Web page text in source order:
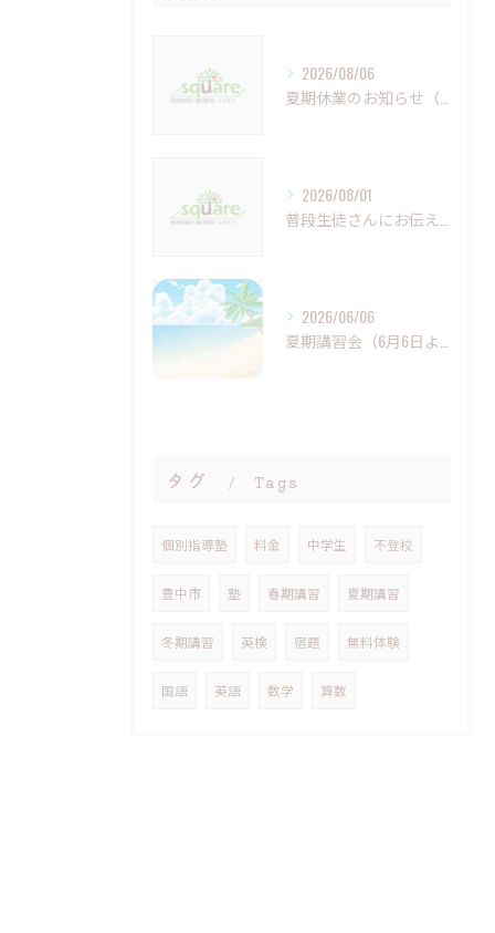
2026/08/06
2026/08/01
2026/06/06
タグ Tags
個別指導塾 料金 中学生 不登校
豊中市 塾 春期講習 夏期講習
冬期講習 英検 宿題 無料体験
国語 英語 数学 算数